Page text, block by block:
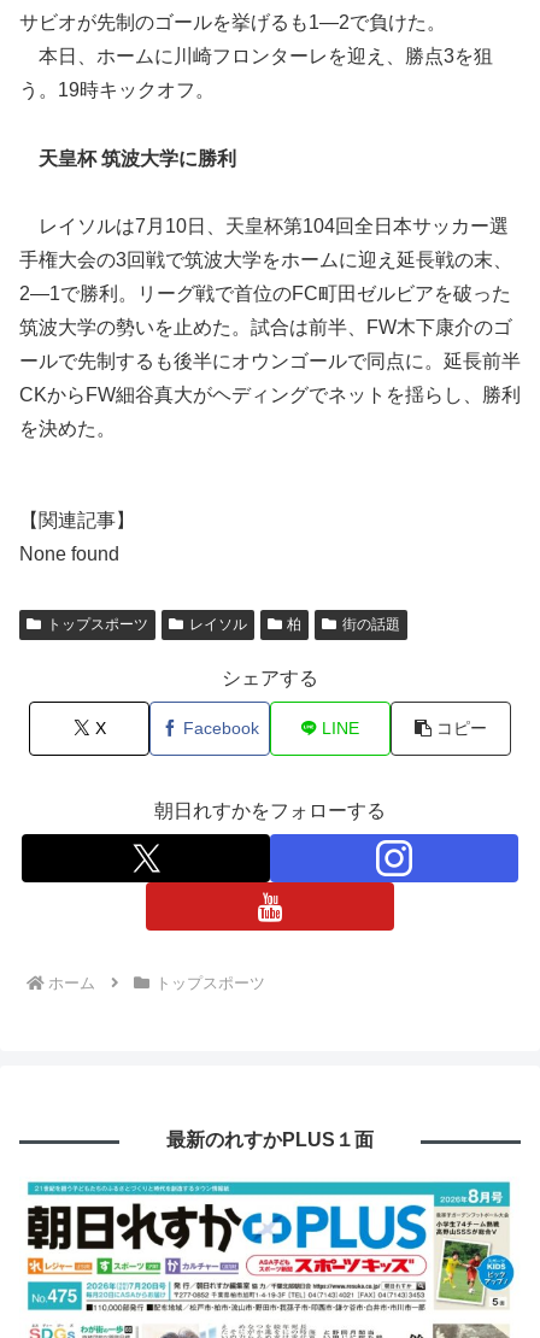
サビオが先制のゴールを挙げるも1―2で負けた。
本日、ホームに川崎フロンターレを迎え、勝点3を狙
う。19時キックオフ。
天皇杯 筑波大学に勝利
レイソルは7月10日、天皇杯第104回全日本サッカー選
手権大会の3回戦で筑波大学をホームに迎え延長戦の末、
2―1で勝利。リーグ戦で首位のFC町田ゼルビアを破った
筑波大学の勢いを止めた。試合は前半、FW木下康介のゴ
ールで先制するも後半にオウンゴールで同点に。延長前半
CKからFW細谷真大がヘディングでネットを揺らし、勝利
を決めた。
【関連記事】
None found
トップスポーツ レイソル 柏 街の話題
シェアする
X Facebook LINE コピー
朝日れすかをフォローする
ホーム トップスポーツ
最新のれすかPLUS１面